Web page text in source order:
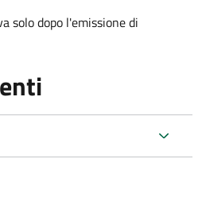
solo dopo l'emissione di